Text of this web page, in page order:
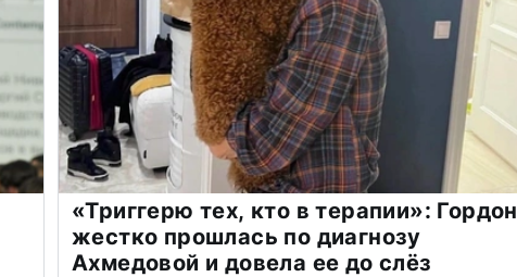
«Триггерю тех, кто в терапии»: Гордон
жестко прошлась по диагнозу
Ахмедовой и довела ее до слёз